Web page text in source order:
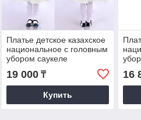
Платье детское казахское
национальное с головным
убором саукеле
(размеры 30-36)
19 000₸
Купить
16